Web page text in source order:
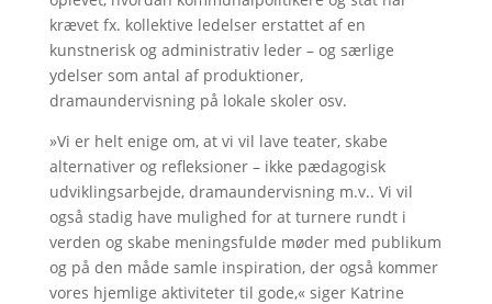
krævet fx. kollektive ledelser erstattet af en
kunstnerisk og administrativ leder – og særlige
ydelser som antal af produktioner,
dramaundervisning på lokale skoler osv.
»Vi er helt enige om, at vi vil lave teater, skabe
alternativer og refleksioner – ikke pædagogisk
udviklingsarbejde, dramaundervisning m.v.. Vi vil
også stadig have mulighed for at turnere rundt i
verden og skabe meningsfulde møder med publikum
og på den måde samle inspiration, der også kommer
vores hjemlige aktiviteter til gode,« siger Katrine